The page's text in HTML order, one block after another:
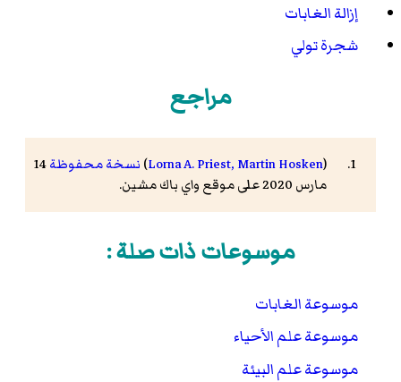
إزالة الغابات
شجرة تولي
مراجع
(
Lorna A. Priest, Martin Hosken
) نسخة محفوظة14
مارس 2020 على موقع واي باك مشين.
موسوعات ذات صلة :
موسوعة الغابات
موسوعة علم الأحياء
موسوعة علم البيئة